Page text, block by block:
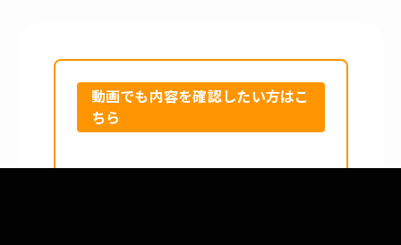
動画でも内容を確認したい方はこ
ちら